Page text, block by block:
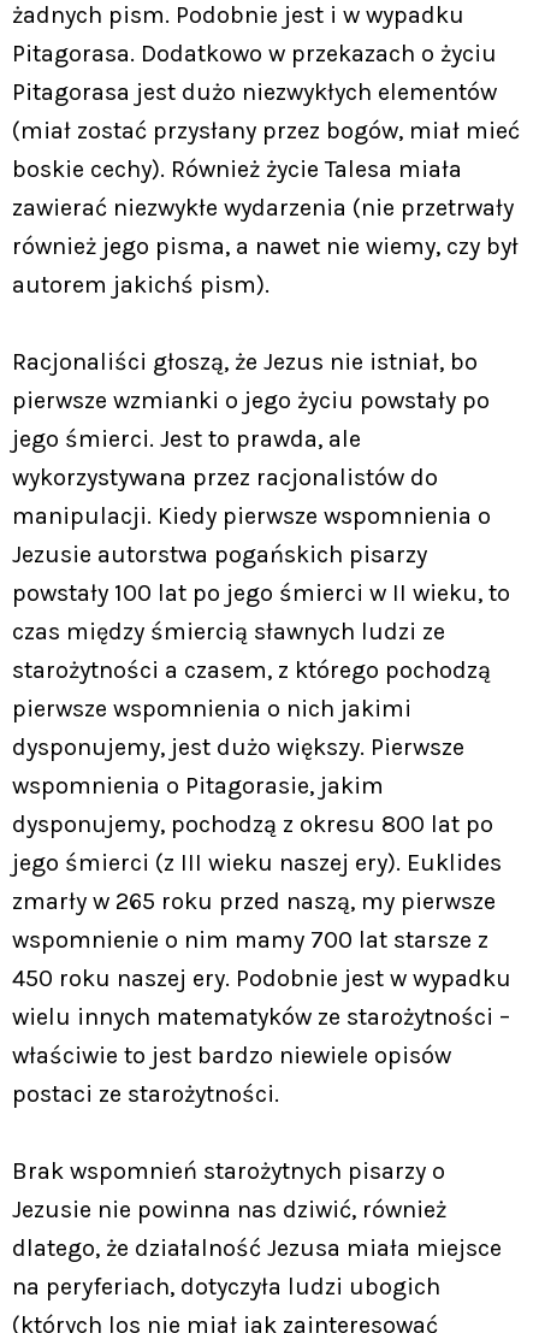
żadnych pism. Podobnie jest i w wypadku
Pitagorasa. Dodatkowo w przekazach o życiu
Pitagorasa jest dużo niezwykłych elementów
(miał zostać przysłany przez bogów, miał mieć
boskie cechy). Również życie Talesa miała
zawierać niezwykłe wydarzenia (nie przetrwały
również jego pisma, a nawet nie wiemy, czy był
autorem jakichś pism).
Racjonaliści głoszą, że Jezus nie istniał, bo
pierwsze wzmianki o jego życiu powstały po
jego śmierci. Jest to prawda, ale
wykorzystywana przez racjonalistów do
manipulacji. Kiedy pierwsze wspomnienia o
Jezusie autorstwa pogańskich pisarzy
powstały 100 lat po jego śmierci w II wieku, to
czas między śmiercią sławnych ludzi ze
starożytności a czasem, z którego pochodzą
pierwsze wspomnienia o nich jakimi
dysponujemy, jest dużo większy. Pierwsze
wspomnienia o Pitagorasie, jakim
dysponujemy, pochodzą z okresu 800 lat po
jego śmierci (z III wieku naszej ery). Euklides
zmarły w 265 roku przed naszą, my pierwsze
wspomnienie o nim mamy 700 lat starsze z
450 roku naszej ery. Podobnie jest w wypadku
wielu innych matematyków ze starożytności –
właściwie to jest bardzo niewiele opisów
postaci ze starożytności.
Brak wspomnień starożytnych pisarzy o
Jezusie nie powinna nas dziwić, również
dlatego, że działalność Jezusa miała miejsce
na peryferiach, dotyczyła ludzi ubogich
(których los nie miał jak zainteresować